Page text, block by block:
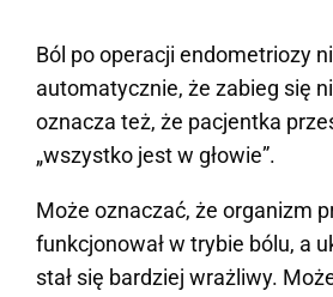
Ból po operacji endometriozy
automatycznie, że zabieg się
oznacza też, że pacjentka
„wszystko jest w głowie”.
Może oznaczać, że organizm
funkcjonował w trybie bólu, a
stał się bardziej wrażliwy.